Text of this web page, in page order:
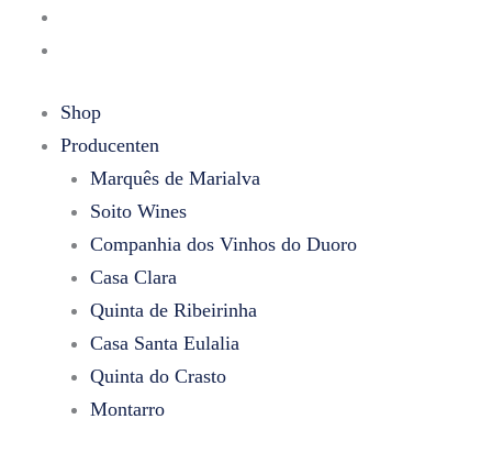
Spring
inhoud
Shop
Producenten
Marquês de Marialva
Soito Wines
Companhia dos Vinhos do Duoro
Casa Clara
Quinta de Ribeirinha
Casa Santa Eulalia
Quinta do Crasto
Montarro